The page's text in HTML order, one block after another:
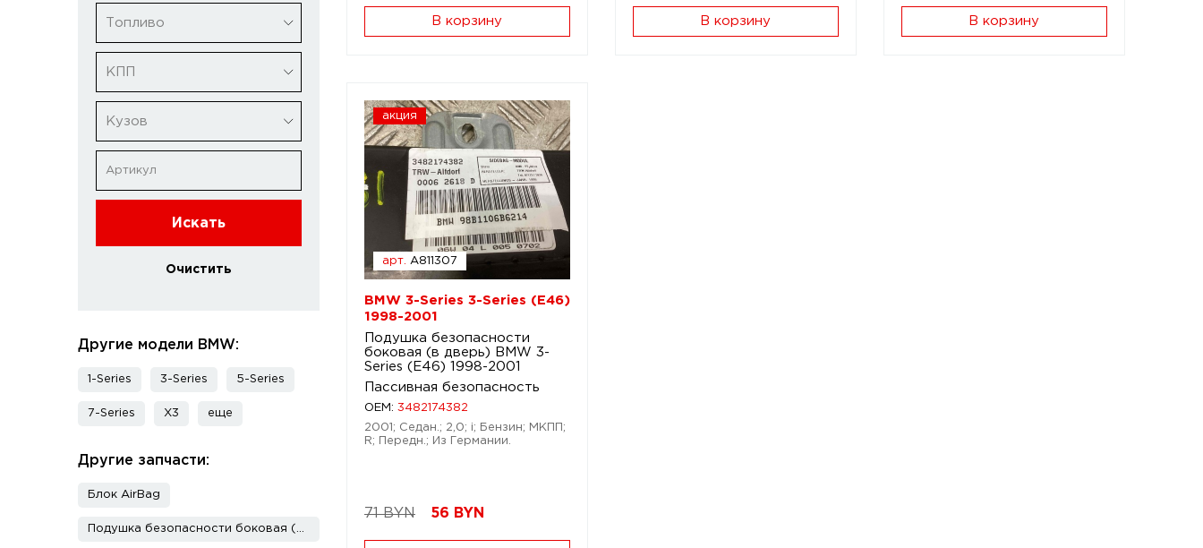
Топливо
КПП
Кузов
Искать
Очистить
Другие модели BMW:
1-Series 3-Series 5-Series
7-Series X3 еще
Другие запчасти:
Блок AirBag
В корзину В корзину В корзину
акция
арт. A811307
BMW 3-Series 3-Series (E46)
1998-2001
Подушка безопасности
боковая (в дверь) BMW 3-
Series (E46) 1998-2001
Пассивная безопасность
OEM: 3482174382
2001; Седан.; 2,0; i; Бензин; МКПП;
R; Передн.; Из Германии.
71 BYN 56 BYN